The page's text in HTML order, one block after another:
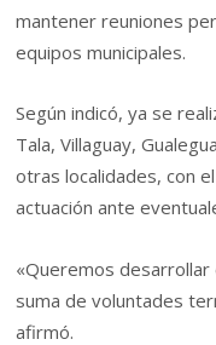
mantener reuniones
equipos municipales.
Según indicó, ya se
Tala, Villaguay,
otras localidades, con
actuación ante
«Queremos
suma de voluntades
afirmó.